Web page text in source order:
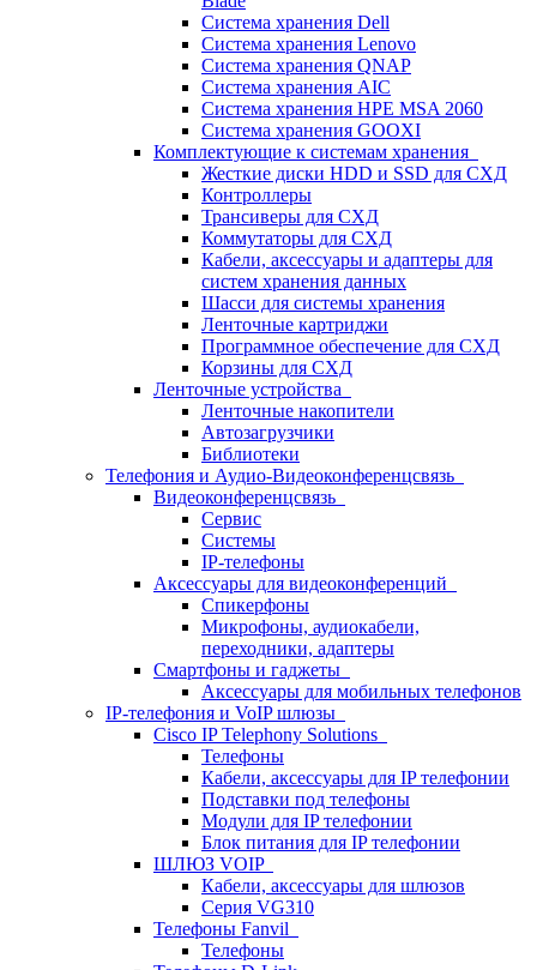
Система хранения Dell
Система хранения Lenovo
Система хранения QNAP
Система хранения AIC
Система хранения HPE MSA 2060
Система хранения GOOXI
Комплектующие к системам хранения
Жесткие диски HDD и SSD для СХД
Контроллеры
Трансиверы для СХД
Коммутаторы для СХД
Кабели, аксессуары и адаптеры для
систем хранения данных
Шасси для системы хранения
Ленточные картриджи
Программное обеспечение для СХД
Корзины для СХД
Ленточные устройства
Ленточные накопители
Автозагрузчики
Библиотеки
Телефония и Аудио-Видеоконференцсвязь
Видеоконференцсвязь
Сервис
Системы
IP-телефоны
Аксессуары для видеоконференций
Спикерфоны
Микрофоны, аудиокабели,
переходники, адаптеры
Смартфоны и гаджеты
Аксессуары для мобильных телефонов
IP-телефония и VoIP шлюзы
Cisco IP Telephony Solutions
Телефоны
Кабели, аксессуары для IP телефонии
Подставки под телефоны
Модули для IP телефонии
Блок питания для IP телефонии
ШЛЮЗ VOIP
Кабели, аксессуары для шлюзов
Серия VG310
Телефоны Fanvil
Телефоны